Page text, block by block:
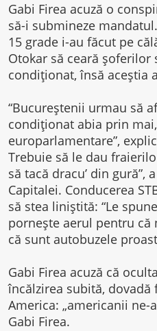
Gabi Firea acuză o
să-i submineze
15 grade i-au făcut pe
Otokar să ceară şoferilor
condiţionat, însă aceştia
“Bucureştenii urmau să
condiţionat abia prin
europarlamentare”,
Trebuie să le dau
să tacă dracu’ din gură”,
Capitalei. Conducerea
să stea liniştită: “Le
porneşte aerul pentru că
că sunt autobuzele
Gabi Firea acuză că
încălzirea subită,
America: „americanii
Gabi Firea.